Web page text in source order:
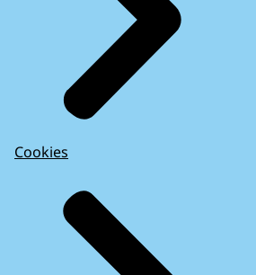
Cookies